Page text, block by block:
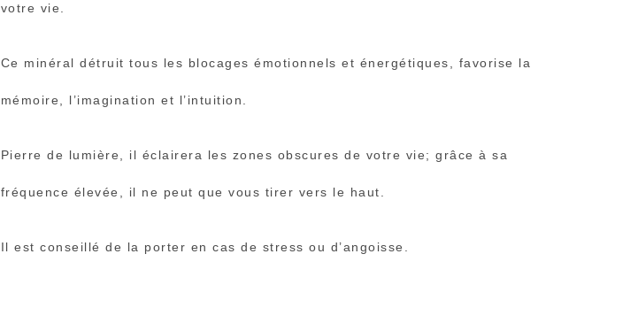
votre vie.
Ce minéral détruit tous les blocages émotionnels et énergétiques, favorise la
mémoire, l’imagination et l’intuition.
Pierre de lumière, il éclairera les zones obscures de votre vie; grâce à sa
fréquence élevée, il ne peut que vous tirer vers le haut.
Il est conseillé de la porter en cas de stress ou d’angoisse.